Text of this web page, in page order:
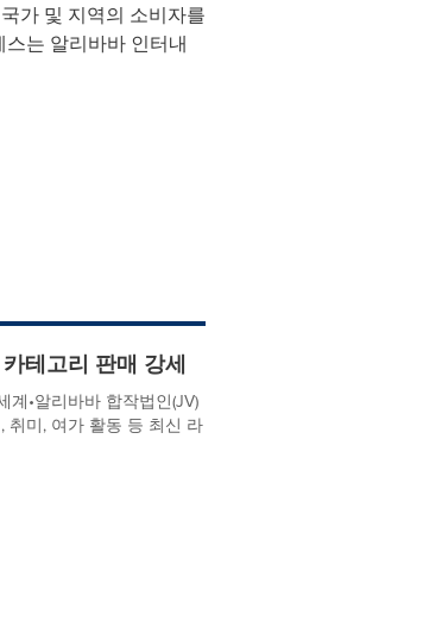
가 및 지역의 소비자를
는 알리바바 인터내
테고리 판매 강세
계•알리바바 합작법인(JV)
취미, 여가 활동 등 최신 라